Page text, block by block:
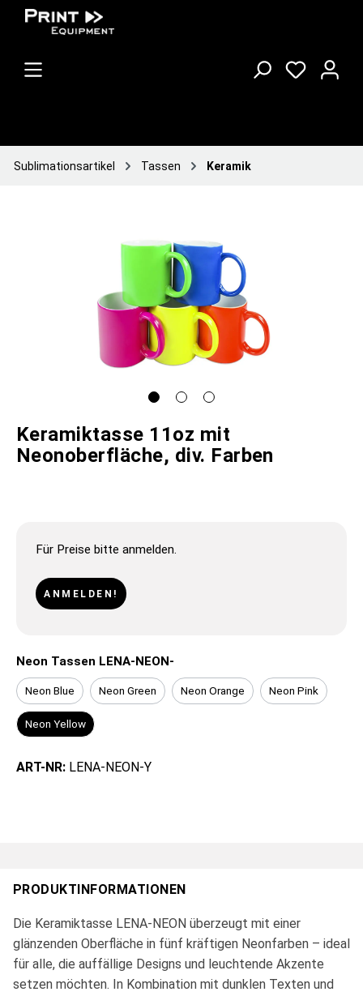
Sublimationsartikel Tassen Keramik
Keramiktasse 11oz mit
Neonoberfläche, div. Farben
Für Preise bitte anmelden.
ANMELDEN!
Neon Tassen LENA-NEON-
Neon Blue Neon Green Neon Orange Neon Pink
Neon Yellow
ART-NR: LENA-NEON-Y
PRODUKTINFORMATIONEN
Die Keramiktasse LENA-NEON überzeugt mit einer
glänzenden Oberfläche in fünf kräftigen Neonfarben – ideal
für alle, die auffällige Designs und leuchtende Akzente
setzen möchten. In Kombination mit dunklen Texten und